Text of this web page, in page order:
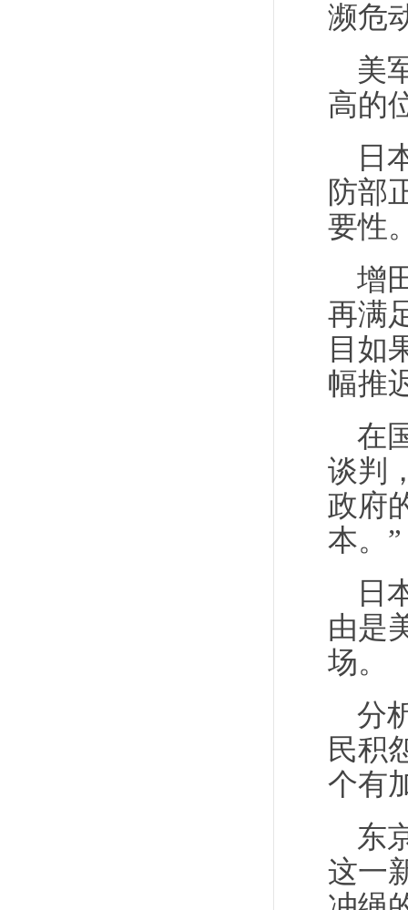
濒危
美
高的
日
防部
要性
增
再满
目如
幅推
在
谈判
政府
本。”
日
由是
场。
分
民积
个有
东
这一